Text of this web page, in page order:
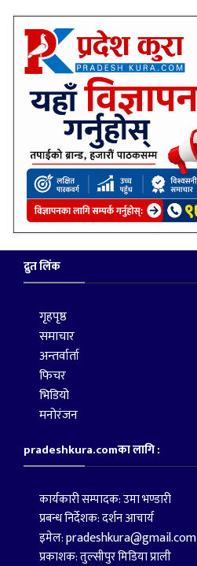
द्रुत लिंक
गृहपृष्ठ
समाचार
अन्तर्वार्ता
फिचर
भिडियो
मनोरंजन
pradeshkura.comका लागि :
कार्यकारी सम्पादक: उमा भण्डारी
प्रबन्ध निर्देशक: दर्शन आचार्य
इमेल:pradeshkura@gmail.com
प्रकाशक: तुल्सीपुर मिडिया प्राली